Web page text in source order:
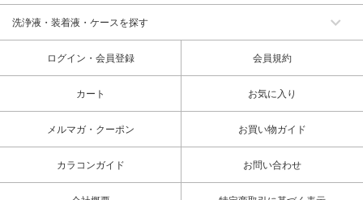
洗浄液・装着液・ケースを探す
ログイン・会員登録 会員規約
カート お気に入り
メルマガ・クーポン お買い物ガイド
カラコンガイド お問い合わせ